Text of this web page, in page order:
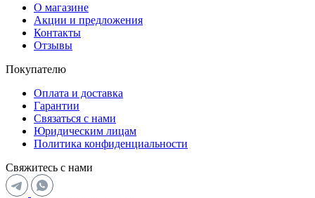
О магазине
Акции и предложения
Контакты
Отзывы
Покупателю
Оплата и доставка
Гарантии
Связаться с нами
Юридическим лицам
Политика конфиденциальности
Свяжитесь с нами